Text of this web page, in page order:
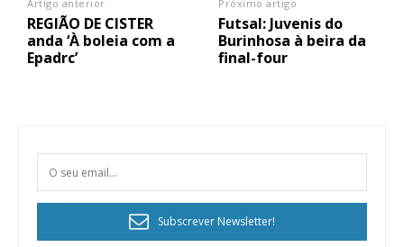
Artigo anterior
REGIÃO DE CISTER
anda ‘À boleia com a
Epadrc’
Próximo artigo
Futsal: Juvenis do
Burinhosa à beira da
final-four
Subscrever Newsletter!